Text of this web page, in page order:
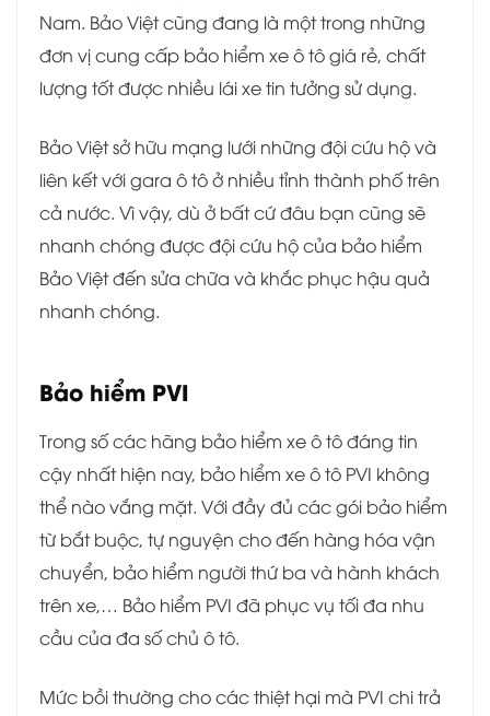
Nam. Bảo Việt cũng đang là một trong những
đơn vị cung cấp bảo hiểm xe ô tô giá rẻ, chất
lượng tốt được nhiều lái xe tin tưởng sử dụng.
Bảo Việt sở hữu mạng lưới những đội cứu hộ và
liên kết với gara ô tô ở nhiều tỉnh thành phố trên
cả nước. Vì vậy, dù ở bất cứ đâu bạn cũng sẽ
nhanh chóng được đội cứu hộ của bảo hiểm
Bảo Việt đến sửa chữa và khắc phục hậu quả
nhanh chóng.
Bảo hiểm PVI
Trong số các hãng bảo hiểm xe ô tô đáng tin
cậy nhất hiện nay, bảo hiểm xe ô tô PVI không
thể nào vắng mặt. Với đầy đủ các gói bảo hiểm
từ bắt buộc, tự nguyện cho đến hàng hóa vận
chuyển, bảo hiểm người thứ ba và hành khách
trên xe,… Bảo hiểm PVI đã phục vụ tối đa nhu
cầu của đa số chủ ô tô.
Mức bồi thường cho các thiệt hại mà PVI chi trả